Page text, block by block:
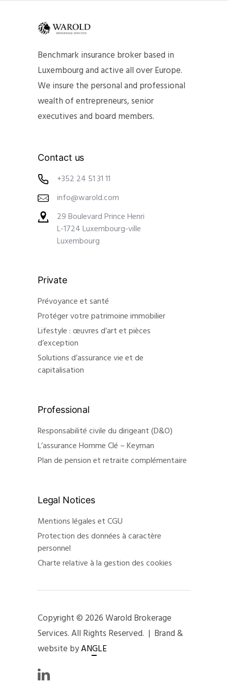
Benchmark insurance broker based in
Luxembourg and active all over Europe.
We insure the personal and professional
wealth of entrepreneurs, senior
executives and board members.
Contact us
+352 24 51 31 11
info@warold.com
29 Boulevard Prince Henri
L-1724 Luxembourg-ville
Luxembourg
Private
Prévoyance et santé
Protéger votre patrimoine immobilier
Lifestyle : œuvres d’art et pièces
d’exception
Solutions d’assurance vie et de
capitalisation
Professional
Responsabilité civile du dirigeant (D&O)
L’assurance Homme Clé – Keyman
Plan de pension et retraite complémentaire
Legal Notices
Mentions légales et CGU
Protection des données à caractère
personnel
Charte relative à la gestion des cookies
Copyright © 2026 Warold Brokerage
Services. All Rights Reserved. | Brand &
website byANGLE